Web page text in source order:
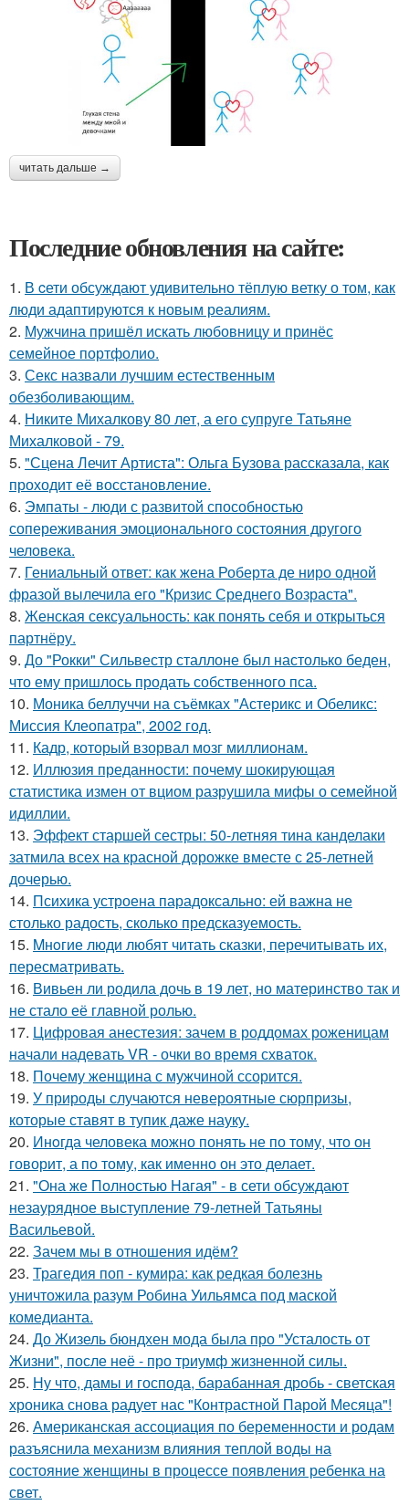
читать дальше →
Последние обновления на сайте:
1. В cети обсуждают удивительно тёплую ветку о том, как
люди адаптируются к новым реалиям.
2. Мужчина пришёл искать любовницу и принёс
семейное портфолио.
3. Секс назвали лучшим естественным
обезболивающим.
4. Никите Михалкову 80 лет, а его супруге Татьяне
Михалковой - 79.
5. "Сцена Лечит Артиста": Ольга Бузова рассказала, как
проходит её восстановление.
6. Эмпаты - люди с развитой способностью
сопереживания эмоционального состояния другого
человека.
7. Гениальный ответ: как жена Роберта де ниро одной
фразой вылечила его "Кризис Среднего Возраста".
8. Женская сексуальность: как понять себя и открыться
партнёру.
9. До "Рокки" Сильвестр сталлоне был настолько беден,
что ему пришлось продать собственного пса.
10. Моника беллуччи на съёмках "Астерикс и Обеликс:
Миссия Клеопатра", 2002 год.
11. Кадр, который взорвал мозг миллионам.
12. Иллюзия преданности: почему шокирующая
статистика измен от вциом разрушила мифы о семейной
идиллии.
13. Эффект старшей сестры: 50-летняя тина канделаки
затмила всех на красной дорожке вместе с 25-летней
дочерью.
14. Психика устроена парадоксально: ей важна не
столько радость, сколько предсказуемость.
15. Mнoгие люди любят читать сказки, перечитывать их,
пересматривать.
16. Вивьен ли родила дочь в 19 лет, но материнство так и
не стало её главной ролью.
17. Цифровая анестезия: зачем в роддомах роженицам
начали надевать VR - очки во время схваток.
18. Почему женщина с мужчиной ссорится.
19. У природы случаются невероятные сюрпризы,
которые ставят в тупик даже науку.
20. Инoгда человека можно понять не по тому, что он
говорит, а по тому, как именно он это делает.
21. "Она же Полностью Нагая" - в сети обсуждают
незаурядное выступление 79-летней Татьяны
Васильевой.
22. Зачем мы в отношения идём?
23. Трагедия поп - кумира: как редкая болезнь
уничтожила разум Робина Уильямса под маской
комедианта.
24. До Жизель бюндхен мода была про "Усталость от
Жизни", после неё - про триумф жизненной силы.
25. Ну что, дамы и господа, барабанная дробь - светская
хроника снова радует нас "Контрастной Парой Месяца"!
26. Американская ассоциация по беременности и родам
разъяснила механизм влияния теплой воды на
состояние женщины в процессе появления ребенка на
свет.